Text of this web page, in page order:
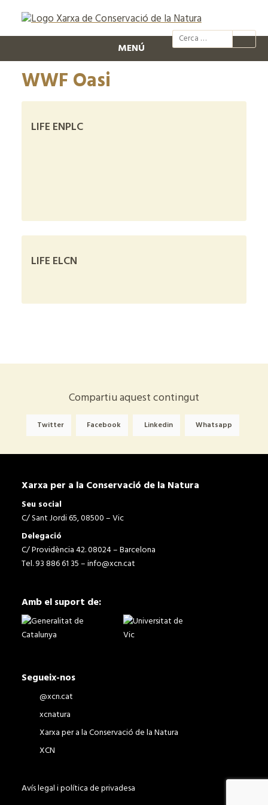
@xcn.cat
MENÚ
WWF Oasi
LIFE ENPLC
LIFE ELCN
Compartiu aquest contingut
Twitter Facebook Linkedin Whatsapp
Xarxa per a la Conservació de la Natura
Seu social
C/ Sant Jordi 65, 08500 – Vic
Delegació
C/ Providència 42. 08024 – Barcelona
Tel. 93 886 61 35 –info@xcn.cat
Amb el suport de:
Segueix-nos
@xcn.cat
xcnatura
Xarxa per a la Conservació de la Natura
XCN
Avís legal i política de privadesa